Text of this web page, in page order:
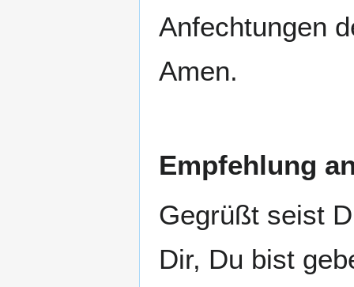
Anfechtungen
Amen.
Empfehlung
Gegrüßt seist
Dir, Du bist